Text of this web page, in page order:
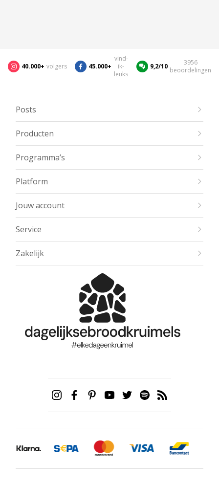
40.000+ volgers 45.000+
vind-
ik-
leuks
9,2/10
3956
beoordelingen
Posts
Producten
Programma’s
Platform
Jouw account
Service
Zakelijk